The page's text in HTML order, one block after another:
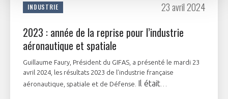
INDUSTRIE 23 avril 2024
2023 : année de la reprise pour l’industrie
aéronautique et spatiale
Guillaume Faury, Président du GIFAS, a présenté le mardi 23
avril 2024, les résultats 2023 de l’industrie française
aéronautique, spatiale et de Défense. Il était